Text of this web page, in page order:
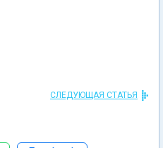
СЛЕДУЮЩАЯ СТАТЬЯ